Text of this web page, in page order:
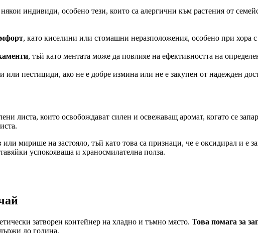
индивиди, особено тези, които са алергични към растения от
, като киселини или стомашни неразположения, особено при хора
, тъй като ментата може да повлияе на ефективността на
или пестициди, ако не е добре измина или не е закупен от надежден
листа, които освобождават силен и освежаващ аромат, когато се
мирише на застояло, тъй като това са признаци, че е оксидирал и е
успокояваща и храносмилателна полза.
затворен контейнер на хладно и тъмно място. Това помага за
до година.